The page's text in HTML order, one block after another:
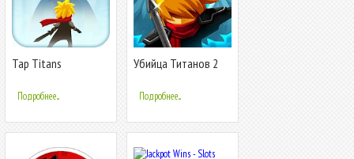
Tap Titans
Подробнее...
Убийца Титанов 2
Подробнее...